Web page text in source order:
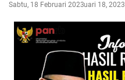
Sabtu, 18 Februari 2023Februari 18, 2023